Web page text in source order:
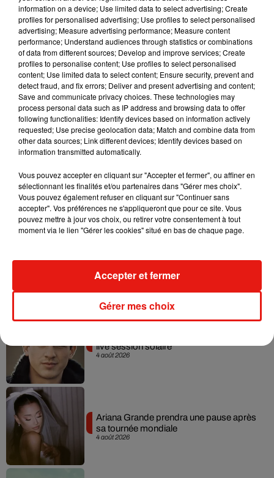
Musique
7 août 2026
Tayc et Didi B dévoilent le single le plus
dansant de l’année
7 août 2026
Angèle et Amélie Lens dévoilent leur
collaboration tant attendue
5 août 2026
4 août 2026
live session solaire
4 août 2026
Ariana Grande prendra une pause après
sa tournée mondiale
information on a device; Use limited data to select advertising; Create
profiles for personalised advertising; Use profiles to select personalised
advertising; Measure advertising performance; Measure content
performance; Understand audiences through statistics or combinations
of data from different sources; Develop and improve services; Create
profiles to personalise content; Use profiles to select personalised
content; Use limited data to select content; Ensure security, prevent and
detect fraud, and fix errors; Deliver and present advertising and content;
Save and communicate privacy choices. These technologies may
process personal data such as IP address and browsing data to offer
following functionalities: Identify devices based on information actively
requested; Use precise geolocation data; Match and combine data from
other data sources; Link different devices; Identify devices based on
information transmitted automatically.
Vous pouvez accepter en cliquant sur "Accepter et fermer", ou affiner en
sélectionnant les finalités et/ou partenaires dans "Gérer mes choix".
Vous pouvez également refuser en cliquant sur "Continuer sans
accepter". Vos préférences ne s'appliqueront que pour ce site. Vous
pouvez mettre à jour vos choix, ou retirer votre consentement à tout
moment via le lien "Gérer les cookies" situé en bas de chaque page.
Gérer mes choix
Accepter et fermer